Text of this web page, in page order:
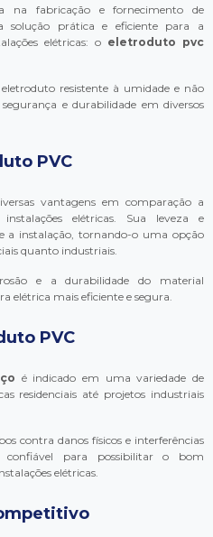
na fabricação e fornecimento de
solução prática e eficiente para a
elétricas: o eletroduto pvc
resistente à umidade e não
e durabilidade em diversos
PVC
vantagens em comparação a
elétricas. Sua leveza e
a instalação, tornando-o uma opção
quanto industriais.
e a durabilidade do material
mais eficiente e segura.
PVC
é indicado em uma variedade de
residenciais até projetos industriais
contra danos físicos e interferências
para possibilitar o bom
elétricas.